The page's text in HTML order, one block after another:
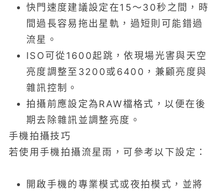
快門速度建議設定在15～30秒之間，時
間過長容易拖出星軌，過短則可能錯過
流星。
ISO可從1600起跳，依現場光害與天空
亮度調整至3200或6400，兼顧亮度與
雜訊控制。
拍攝前應設定為RAW檔格式，以便在後
期去除雜訊並調整亮度。
手機拍攝技巧
若使用手機拍攝流星雨，可參考以下設定：
開啟手機的專業模式或夜拍模式，並將